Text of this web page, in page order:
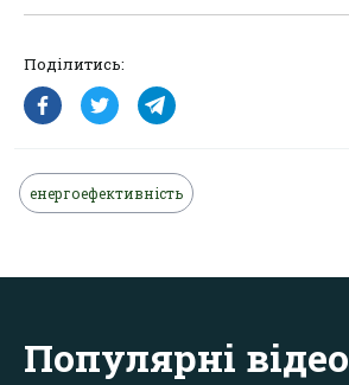
Поділитись:
енергоефективність
Популярні відео